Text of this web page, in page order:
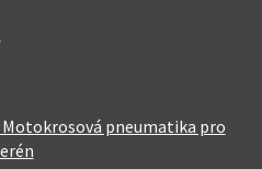
Motokrosová pneumatika pro